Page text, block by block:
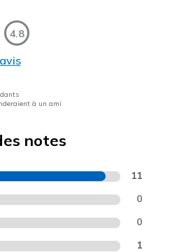
4.8
à un ami
notes
11
0
0
1